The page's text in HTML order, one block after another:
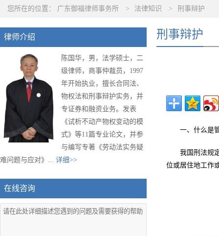
您所在的位置： 广东御福律师事务所 > 法律知识 > 刑事辩护
律师介绍
陈国华，男，法学硕士，二
级律师，商事仲裁员，1997
年开始执业，擅长合同法、
物权法和刑事辩护实务，并
专证券和融资业务。发表
《试析不动产物权变动的模
式》等11篇专业论文，并参
与编写专著《劳动法实务疑
难问题与应对》... 详细>>
在线咨询
刑事辩护
一、什么是
我国刑法规
位或居住地工作